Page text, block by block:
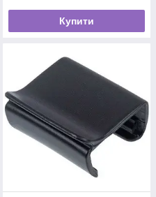
Купити